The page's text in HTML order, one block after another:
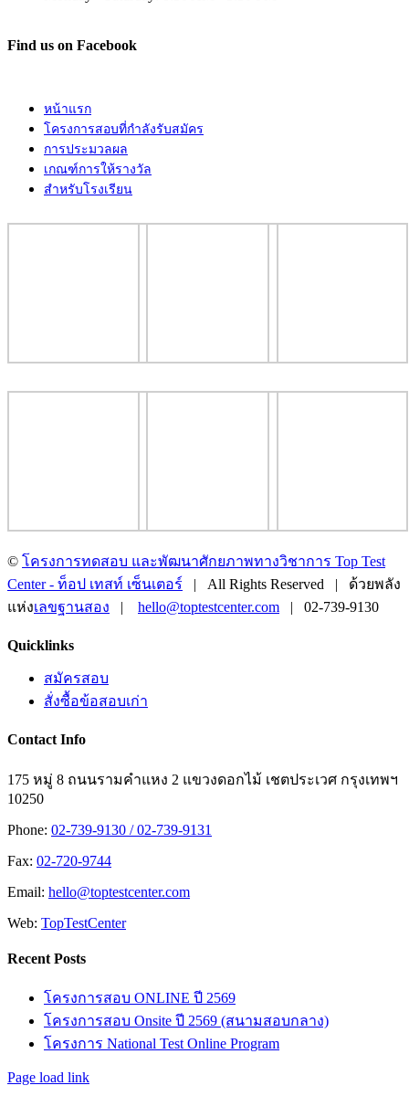
Find us on Facebook
หน้าแรก
โครงการสอบที่กำลังรับสมัคร
การประมวลผล
เกณฑ์การให้รางวัล
สำหรับโรงเรียน
© โครงการทดสอบ และพัฒนาศักยภาพทางวิชาการ Top Test
Center - ท็อป เทสท์ เซ็นเตอร์ | All Rights Reserved | ด้วยพลัง
แห่งเลขฐานสอง | hello@toptestcenter.com | 02-739-9130
Toggle
Quicklinks
สมัครสอบ
สั่งซื้อข้อสอบเก่า
Contact Info
175 หมู่ 8 ถนนรามคำแหง 2 แขวงดอกไม้ เชตประเวศ กรุงเทพฯ
10250
Phone: 02-739-9130 / 02-739-9131
Fax: 02-720-9744
Email: hello@toptestcenter.com
Web: TopTestCenter
Recent Posts
โครงการสอบ ONLINE ปี 2569
โครงการสอบ Onsite ปี 2569 (สนามสอบกลาง)
โครงการ National Test Online Program
Page load link